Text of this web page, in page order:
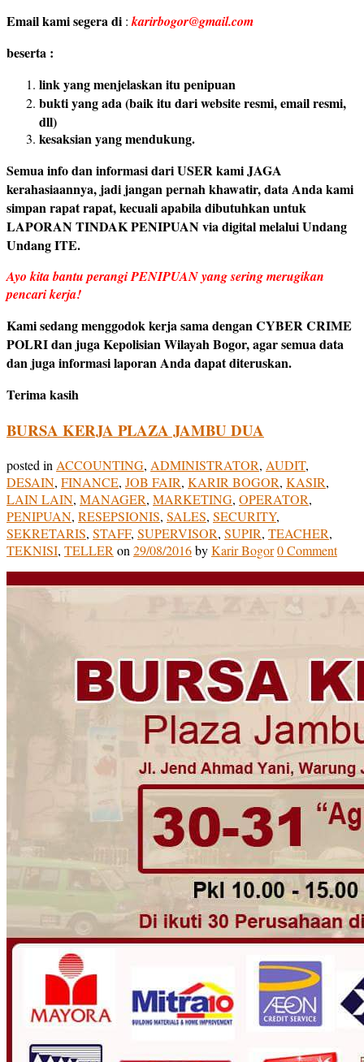
Email kami segera di : karirbogor@gmail.com
beserta :
link yang menjelaskan itu penipuan
bukti yang ada (baik itu dari website resmi, email resmi,
dll)
kesaksian yang mendukung.
Semua info dan informasi dari USER kami JAGA
kerahasiaannya, jadi jangan pernah khawatir, data Anda kami
simpan rapat rapat, kecuali apabila dibutuhkan untuk
LAPORAN TINDAK PENIPUAN via digital melalui Undang
Undang ITE.
Ayo kita bantu perangi PENIPUAN yang sering merugikan
pencari kerja!
Kami sedang menggodok kerja sama dengan CYBER CRIME
POLRI dan juga Kepolisian Wilayah Bogor, agar semua data
dan juga informasi laporan Anda dapat diteruskan.
Terima kasih
BURSA KERJA PLAZA JAMBU DUA
posted in ACCOUNTING, ADMINISTRATOR, AUDIT,
DESAIN, FINANCE, JOB FAIR, KARIR BOGOR, KASIR,
LAIN LAIN, MANAGER, MARKETING, OPERATOR,
PENIPUAN, RESEPSIONIS, SALES, SECURITY,
SEKRETARIS, STAFF, SUPERVISOR, SUPIR, TEACHER,
TEKNISI, TELLER on 29/08/2016byKarir Bogor0 Comment